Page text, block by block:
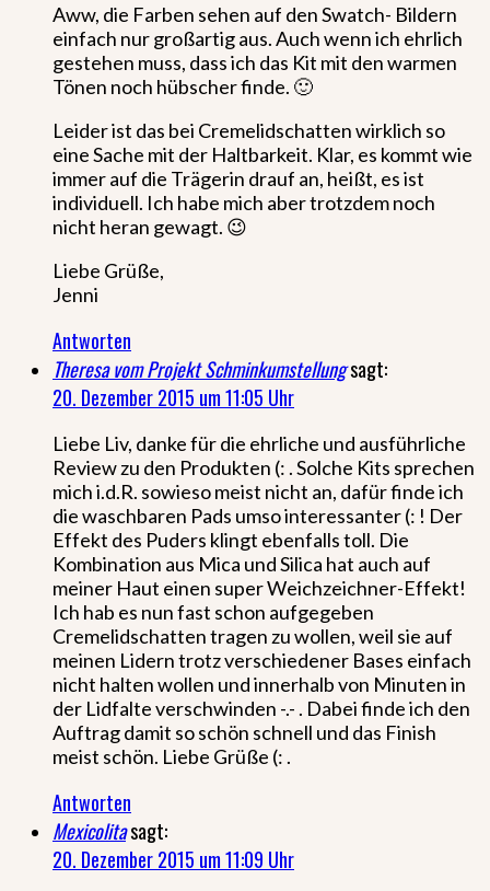
Aww, die Farben sehen auf den Swatch- Bildern
einfach nur großartig aus. Auch wenn ich ehrlich
gestehen muss, dass ich das Kit mit den warmen
Tönen noch hübscher finde. 🙂
Leider ist das bei Cremelidschatten wirklich so
eine Sache mit der Haltbarkeit. Klar, es kommt wie
immer auf die Trägerin drauf an, heißt, es ist
individuell. Ich habe mich aber trotzdem noch
nicht heran gewagt. 😉
Liebe Grüße,
Jenni
Antworten
Theresa vom Projekt Schminkumstellungsagt:
20. Dezember 2015 um 11:05 Uhr
Liebe Liv, danke für die ehrliche und ausführliche
Review zu den Produkten (: . Solche Kits sprechen
mich i.d.R. sowieso meist nicht an, dafür finde ich
die waschbaren Pads umso interessanter (: ! Der
Effekt des Puders klingt ebenfalls toll. Die
Kombination aus Mica und Silica hat auch auf
meiner Haut einen super Weichzeichner-Effekt!
Ich hab es nun fast schon aufgegeben
Cremelidschatten tragen zu wollen, weil sie auf
meinen Lidern trotz verschiedener Bases einfach
nicht halten wollen und innerhalb von Minuten in
der Lidfalte verschwinden -.- . Dabei finde ich den
Auftrag damit so schön schnell und das Finish
meist schön. Liebe Grüße (: .
Antworten
Mexicolitasagt:
20. Dezember 2015 um 11:09 Uhr